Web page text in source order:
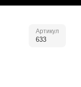
Артикул
633